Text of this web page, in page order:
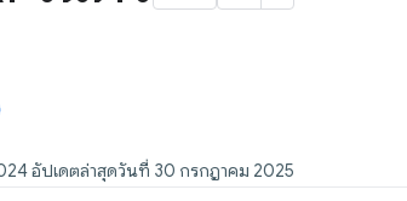
อัปเดตล่าสุดวันที่ 30 กรกฎาคม 2025